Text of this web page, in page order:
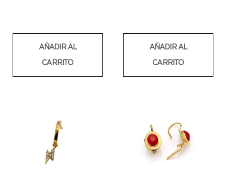
AÑADIR AL
CARRITO
AÑADIR AL
CARRITO